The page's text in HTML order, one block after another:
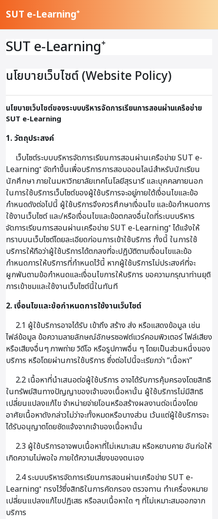
SUT e-Learning⁺
SUT e-Learning⁺
นโยบายเว็บไซต์ (Website Policy)
นโยบายเว็บไซต์ของระบบบริหารจัดการเรียนการสอนผ่านเครือข่าย
SUT e-Learning
1. วัตถุประสงค์
เว็บไซต์ระบบบริหารจัดการเรียนการสอนผ่านเครือข่าย SUT e-
Learning⁺ จัดทำขึ้นเพื่อบริการการสอบออนไลน์สำหรับนักเรียน
นักศึกษา ภายในมหาวิทยาลัยเทคโนโลยีสุรนารี และบุคคลภายนอก
ในการใช้บริการเว็บไซต์ของผู้ใช้บริการจะอยู่ภายใต้เงื่อนไขและข้อ
กำหนดดังต่อไปนี้ ผู้ใช้บริการจึงควรศึกษาเงื่อนไข และข้อกำหนดการ
ใช้งานเว็บไซต์ และ/หรือเงื่อนไขและข้อตกลงอื่นใดที่ระบบบริหาร
จัดการเรียนการสอนผ่านเครือข่าย SUT e-Learning⁺ ได้แจ้งให้
ทราบบนเว็บไซต์โดยละเอียดก่อนการเข้าใช้บริการ ทั้งนี้ ในการใช้
บริการให้ถือว่าผู้ใช้บริการได้ตกลงที่จะปฏิบัติตามเงื่อนไขและข้อ
กำหนดการให้บริการที่กำหนดไว้นี้ หากผู้ใช้บริการไม่ประสงค์ที่จะ
ผูกพันตามข้อกำหนดและเงื่อนไขการให้บริการ ขอความกรุณาท่านยุติ
การเข้าชมและใช้งานเว็บไซต์นี้ในทันที
2. เงื่อนไขและข้อกำหนดการใช้งานเว็บไซต์
2.1 ผู้ใช้บริการอาจได้รับ เข้าถึง สร้าง ส่ง หรือแสดงข้อมูล เช่น
ไฟล์ข้อมูล ข้อความลายลักษณ์อักษรซอฟต์แวร์คอมพิวเตอร์ ไฟล์เสียง
หรือเสียงอื่นๆ ภาพถ่าย วิดีโอ หรือรูปภาพอื่น ๆ โดยเป็นส่วนหนึ่งของ
บริการ หรือโดยผ่านการใช้บริการ ซึ่งต่อไปนี้จะเรียกว่า “เนื้อหา”
2.2 เนื้อหาที่นำเสนอต่อผู้ใช้บริการ อาจได้รับการคุ้มครองโดยสิทธิ
ในทรัพย์สินทางปัญญาของเจ้าของเนื้อหานั้น ผู้ใช้บริการไม่มีสิทธิ
เปลี่ยนแปลงแก้ไข จำหน่ายจ่ายโอนหรือสร้างผลงานต่อเนื่องโดย
อาศัยเนื้อหาดังกล่าวไม่ว่าจะทั้งหมดหรือบางส่วน เว้นแต่ผู้ใช้บริการจะ
ได้รับอนุญาตโดยชัดแจ้งจากเจ้าของเนื้อหานั้น
2.3 ผู้ใช้บริการอาจพบเนื้อหาที่ไม่เหมาะสม หรือหยาบคาย อันก่อให้
เกิดความไม่พอใจ ภายใต้ความเสี่ยงของตนเอง
2.4 ระบบบริหารจัดการเรียนการสอนผ่านเครือข่าย SUT e-
Learning⁺ ทรงไว้ซึ่งสิทธิในการคัดกรอง ตรวจทาน ทำเครื่องหมาย
เปลี่ยนแปลงแก้ไขปฏิเสธ หรือลบเนื้อหาใด ๆ ที่ไม่เหมาะสมออกจาก
บริการ